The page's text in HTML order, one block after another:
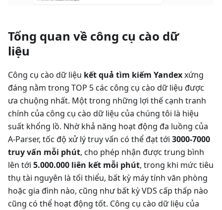
Tổng quan về công cụ cào dữ
liệu
Công cụ cào dữ liệu kết quả tìm kiếm Yandexxứng
đáng nằm trong TOP 5 các công cụ cào dữ liệu được
ưa chuộng nhất. Một trong những lợi thế cạnh tranh
chính của công cụ cào dữ liệu của chúng tôi là hiệu
suất khổng lồ. Nhờ khả năng hoạt động đa luồng của
A-Parser, tốc độ xử lý truy vấn có thể đạt tới 3000-7000
truy vấn mỗi phút, cho phép nhận được trung bình
lên tới 5.000.000 liên kết mỗi phút, trong khi mức tiêu
thụ tài nguyên là tối thiểu, bất kỳ máy tính văn phòng
hoặc gia đình nào, cũng như bất kỳ VDS cấp thấp nào
cũng có thể hoạt động tốt. Công cụ cào dữ liệu của